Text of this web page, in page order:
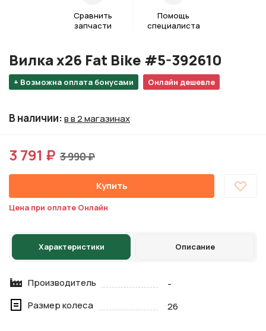
Сравнить
запчасти
Помощь
специалиста
+ Возможна оплата бонусами Онлайн дешевле
Вилка х26 Fat Bike #5-392610
В наличии:в в 2 магазинах
3 791 ₽ 3 990 ₽
Купить
Цена при оплате Онлайн
Характеристики Описание
Производитель
-
Размер колеса
26